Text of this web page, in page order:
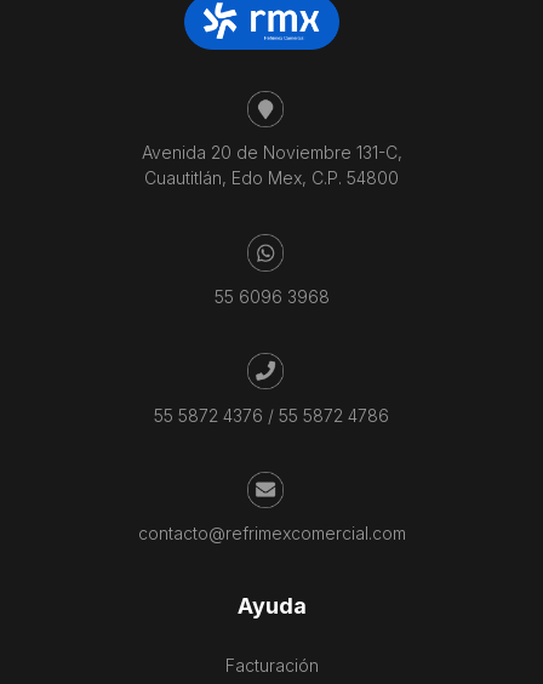
Avenida 20 de Noviembre 131-C,
Cuautitlán, Edo Mex, C.P. 54800
55 6096 3968
55 5872 4376 / 55 5872 4786
contacto@refrimexcomercial.com
Ayuda
Facturación